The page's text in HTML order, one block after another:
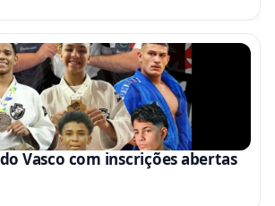
Vasco com inscrições abertas